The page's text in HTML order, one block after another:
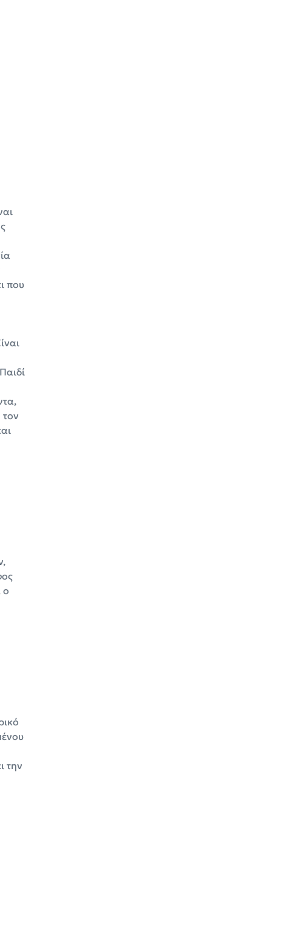
που
τον
ο
την